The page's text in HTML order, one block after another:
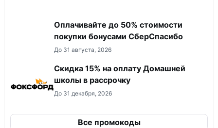
Оплачивайте до 50% стоимости
покупки бонусами СберСпасибо
До 31 августа, 2026
Скидка 15% на оплату Домашней
школы в рассрочку
До 31 декабря, 2026
Все промокоды